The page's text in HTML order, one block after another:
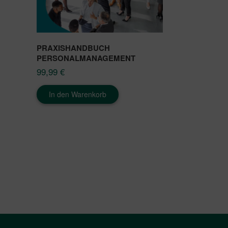
PRAXISHANDBUCH
PERSONALMANAGEMENT
99,99 €
In den Warenkorb